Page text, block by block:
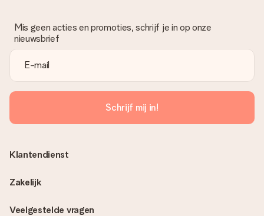
Mis geen acties en promoties, schrijf je in op onze
nieuwsbrief
Schrijf mij in!
Veelgestelde vragen
Klantendienst
Zakelijk